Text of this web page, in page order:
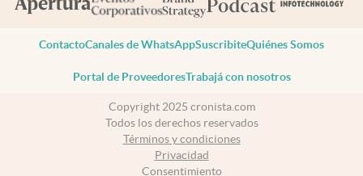
ContactoCanales de WhatsAppSuscribiteQuiénes Somos
Portal de ProveedoresTrabajá con nosotros
Copyright 2025 cronista.com
Todos los derechos reservados
Términos y condiciones
Privacidad
Consentimiento